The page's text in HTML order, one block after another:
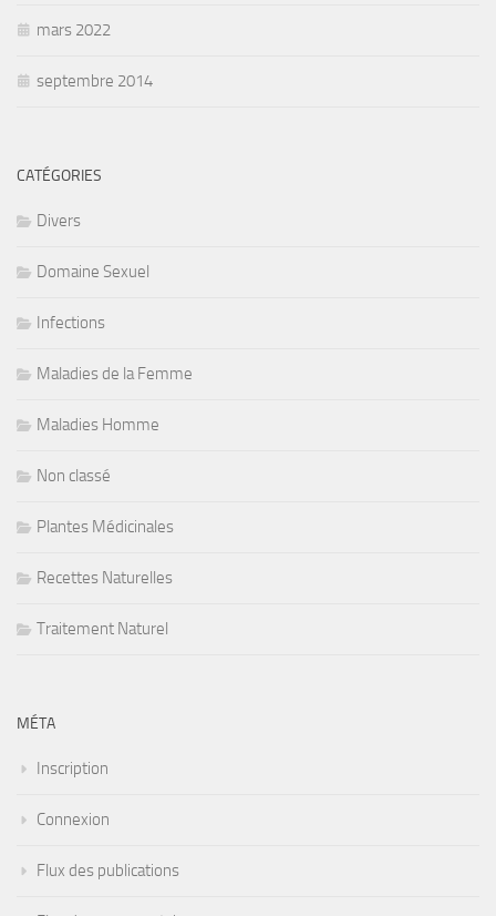
mars 2022
septembre 2014
CATÉGORIES
Divers
Domaine Sexuel
Infections
Maladies de la Femme
Maladies Homme
Non classé
Plantes Médicinales
Recettes Naturelles
Traitement Naturel
MÉTA
Inscription
Connexion
Flux des publications